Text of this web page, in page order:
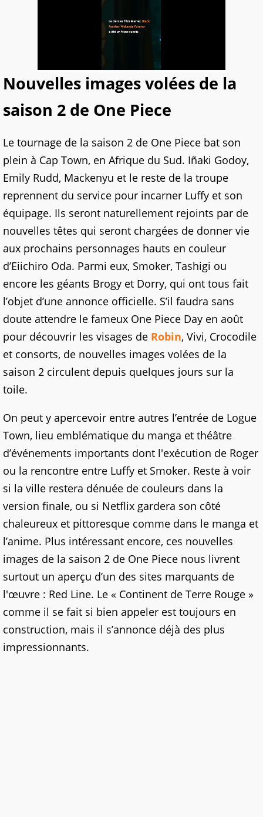
Nouvelles images volées de la
saison 2 de One Piece
Le tournage de la saison 2 de One Piece bat son
plein à Cap Town, en Afrique du Sud. Iñaki Godoy,
Emily Rudd, Mackenyu et le reste de la troupe
reprennent du service pour incarner Luffy et son
équipage. Ils seront naturellement rejoints par de
nouvelles têtes qui seront chargées de donner vie
aux prochains personnages hauts en couleur
d’Eiichiro Oda. Parmi eux, Smoker, Tashigi ou
encore les géants Brogy et Dorry, qui ont tous fait
l’objet d’une annonce officielle. S’il faudra sans
doute attendre le fameux One Piece Day en août
pour découvrir les visages de Robin, Vivi, Crocodile
et consorts, de nouvelles images volées de la
saison 2 circulent depuis quelques jours sur la
toile.
On peut y apercevoir entre autres l’entrée de Logue
Town, lieu emblématique du manga et théâtre
d’événements importants dont l'exécution de Roger
ou la rencontre entre Luffy et Smoker. Reste à voir
si la ville restera dénuée de couleurs dans la
version finale, ou si Netflix gardera son côté
chaleureux et pittoresque comme dans le manga et
l’anime. Plus intéressant encore, ces nouvelles
images de la saison 2 de One Piece nous livrent
surtout un aperçu d’un des sites marquants de
l'œuvre : Red Line. Le « Continent de Terre Rouge »
comme il se fait si bien appeler est toujours en
construction, mais il s’annonce déjà des plus
impressionnants.